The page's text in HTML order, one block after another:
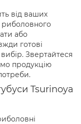
від ваших
риболовного
або
готові
Звертайтеся
продукцію
Tsurinoya